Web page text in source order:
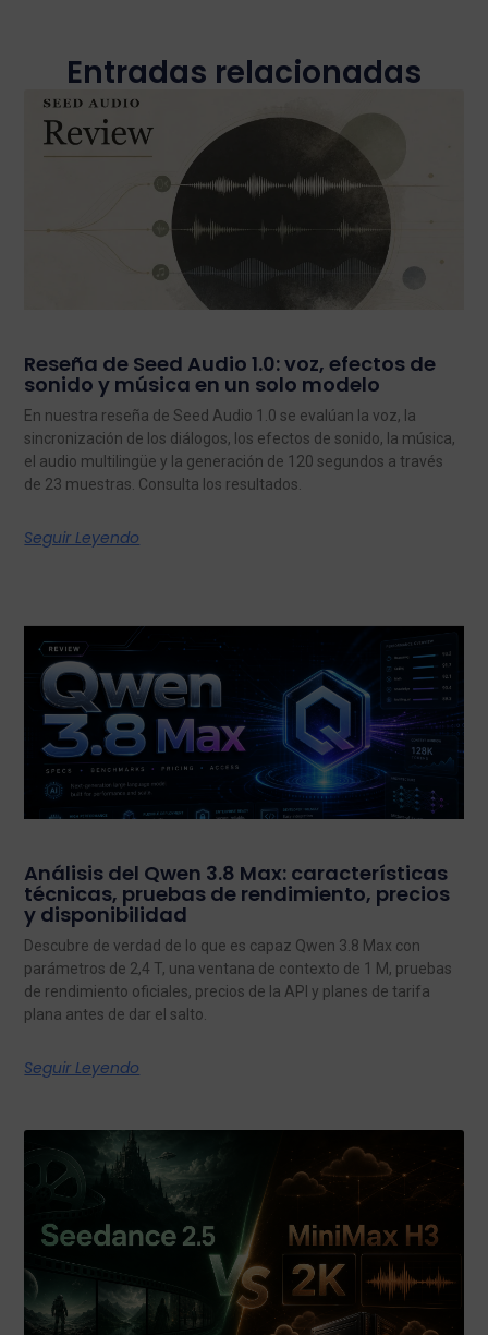
Entradas relacionadas
Reseña de Seed Audio 1.0: voz, efectos de
sonido y música en un solo modelo
En nuestra reseña de Seed Audio 1.0 se evalúan la voz, la
sincronización de los diálogos, los efectos de sonido, la música,
el audio multilingüe y la generación de 120 segundos a través
de 23 muestras. Consulta los resultados.
Seguir Leyendo
Análisis del Qwen 3.8 Max: características
técnicas, pruebas de rendimiento, precios
y disponibilidad
Descubre de verdad de lo que es capaz Qwen 3.8 Max con
parámetros de 2,4 T, una ventana de contexto de 1 M, pruebas
de rendimiento oficiales, precios de la API y planes de tarifa
plana antes de dar el salto.
Seguir Leyendo